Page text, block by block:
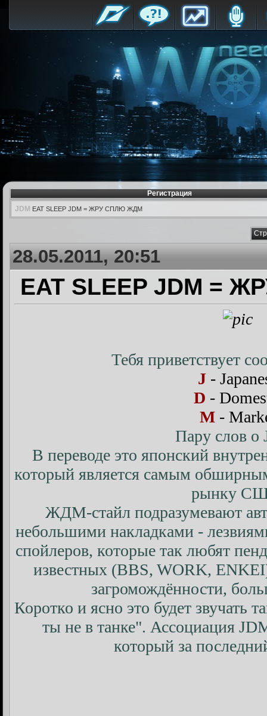
Регистрация
JDM EAT SLEEP JDM = ЖРУ СПЛЮ ЖДМ
28.05.2011, 20:51
EAT SLEEP JDM =
Тебя приветствует
J -
D -
M -
Пару слов о
В переводе это японский
который является самым
рынку
ЖДМ-стайл подразумевают
небольшими накладками -
спойлеров, которые так любят
известных (BBS, WORK,
загромождённости,
Коротко и ясно это будет звучать
ты не в танке". Ассоциация
который за